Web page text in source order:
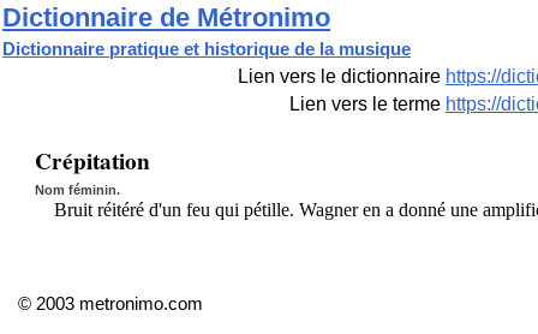
Dictionnaire de Métronimo
Dictionnaire pratique et historique de la musique
Lien vers le dictionnaire https://
Lien vers le terme https://
Crépitation
Nom féminin.
Bruit réitéré d'un feu qui pétille. Wagner en a donné une
© 2003 metronimo.com